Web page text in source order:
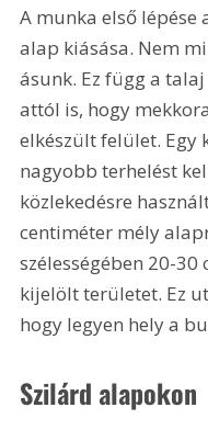
A munka első lépése
alap kiásása. Nem
ásunk. Ez függ a
attól is, hogy
elkészült felület. Egy
nagyobb terhelést
közlekedésre
centiméter mély
szélességében 20-
kijelölt területet. Ez
hogy legyen hely a
Szilárd alapokon